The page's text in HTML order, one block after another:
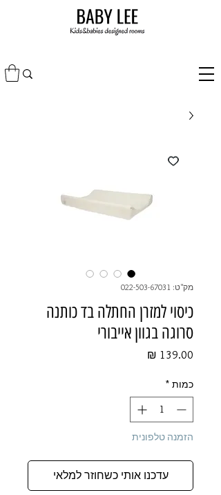
מק"ט: 022-503-67031
כיסוי למזרן החתלה בד כותנה
סרוגה בגוון אייבורי
כמות *
הזמנה טלפונית
עדכנו אותי כשחוזר למלאי